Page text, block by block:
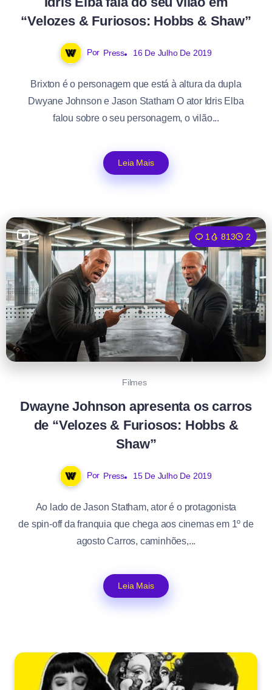
“Velozes & Furiosos: Hobbs & Shaw”
Por Press 16 De Julho De 2019
Brixton é o personagem que está à altura da dupla
Dwyane Johnson e Jason Statham O ator Idris Elba
falou sobre o seu personagem, o vilão...
Leia Mais
1 813 2
Filmes
Dwayne Johnson apresenta os carros
de “Velozes & Furiosos: Hobbs &
Shaw”
Por Press 15 De Julho De 2019
Ao lado de Jason Statham, ator é o protagonista
de spin-off da franquia que chega aos cinemas em 1º de
agosto Carros, caminhões,...
Leia Mais